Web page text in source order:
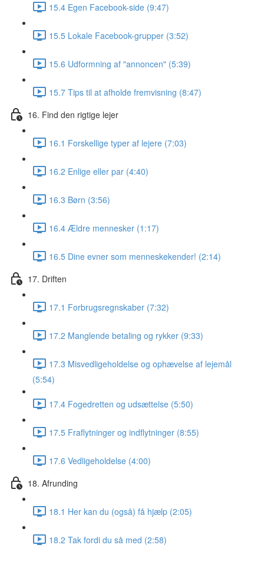
15.4 Egen Facebook-side (9:47)
15.5 Lokale Facebook-grupper (3:52)
15.6 Udformning af "annoncen" (5:39)
15.7 Tips til at afholde fremvisning (8:47)
16. Find den rigtige lejer
16.1 Forskellige typer af lejere (7:03)
16.2 Enlige eller par (4:40)
16.3 Børn (3:56)
16.4 Ældre mennesker (1:17)
16.5 Dine evner som menneskekender! (2:14)
17. Driften
17.1 Forbrugsregnskaber (7:32)
17.2 Manglende betaling og rykker (9:33)
17.3 Misvedligeholdelse og ophævelse af lejemål
(5:54)
17.4 Fogedretten og udsættelse (5:50)
17.5 Fraflytninger og indflytninger (8:55)
17.6 Vedligeholdelse (4:00)
18. Afrunding
18.1 Her kan du (også) få hjælp (2:05)
18.2 Tak fordi du så med (2:58)